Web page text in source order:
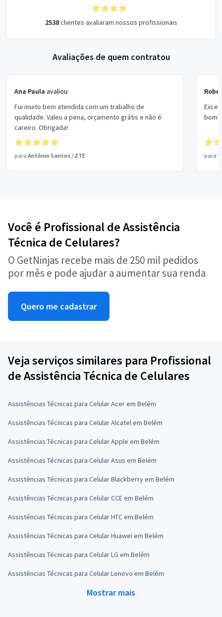
2538clientes avaliaram nossos profissionais
Avaliações de quem contratou
Ana Paula avaliou:
Fui muito bem atendida com um trabalho de
qualidade. Valeu a pena, orçamento grátis e não é
careiro. Obrigada!
para Antônio Santos / ZTE
bom
para
Você é Profissional de Assistência
Técnica de Celulares?
O GetNinjas recebe mais de 250 mil pedidos
por mês e pode ajudar a aumentar sua renda
Quero me cadastrar
Veja serviços similares para Profissional
de Assistência Técnica de Celulares
Assistências Técnicas para Celular Acer em Belém
Assistências Técnicas para Celular Alcatel em Belém
Assistências Técnicas para Celular Apple em Belém
Assistências Técnicas para Celular Asus em Belém
Assistências Técnicas para Celular Blackberry em Belém
Assistências Técnicas para Celular CCE em Belém
Assistências Técnicas para Celular HTC em Belém
Assistências Técnicas para Celular Huawei em Belém
Assistências Técnicas para Celular LG em Belém
Assistências Técnicas para Celular Lenovo em Belém
Mostrar mais